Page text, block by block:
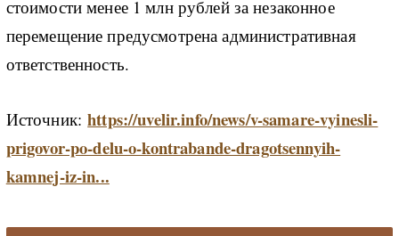
стоимости менее 1 млн рублей за незаконное
перемещение предусмотрена административная
ответственность.
Источник: https://uvelir.info/news/v-samare-vyinesli-
prigovor-po-delu-o-kontrabande-dragotsennyih-
kamnej-iz-in...